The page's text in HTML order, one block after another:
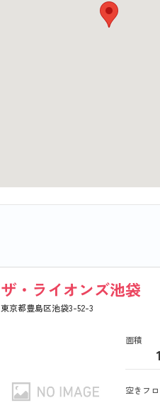
ザ・ライオンズ池袋
東京都豊島区池袋3-52-3
面積
空きフ